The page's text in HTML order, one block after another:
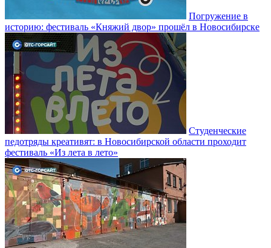
Погружение в
историю: фестиваль «Княжий двор» прошёл в Новосибирске
Студенческие
педотряды креативят: в Новосибирской области проходит
фестиваль «Из лета в лето»